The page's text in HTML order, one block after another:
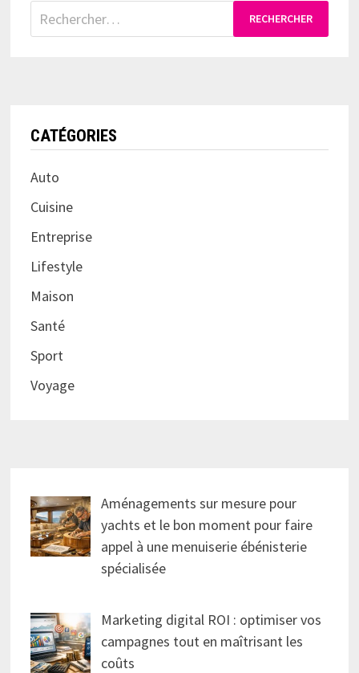
Rechercher :
CATÉGORIES
Auto
Cuisine
Entreprise
Lifestyle
Maison
Santé
Sport
Voyage
Aménagements sur mesure pour
yachts et le bon moment pour faire
appel à une menuiserie ébénisterie
spécialisée
Marketing digital ROI : optimiser vos
campagnes tout en maîtrisant les
coûts